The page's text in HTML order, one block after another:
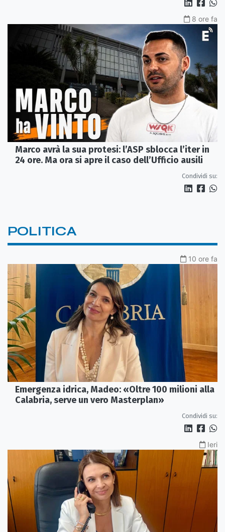
8 ore fa
Marco avrà la sua protesi: l’ASP sblocca l’iter in
24 ore. Ma ora si apre il caso dell’Ufficio ausili
Condividi su:
POLITICA
10 ore fa
Emergenza idrica, Madeo: «Oltre 100 milioni alla
Calabria, serve un vero Masterplan»
Condividi su:
Ieri